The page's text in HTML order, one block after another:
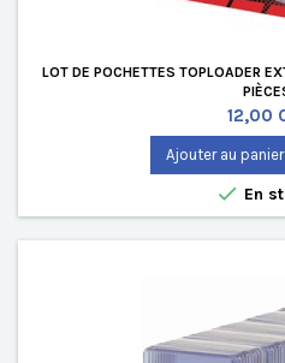
LOT DE POCHETTES TOPLOADER
Prix
12,00
Ajouter au panier
 En